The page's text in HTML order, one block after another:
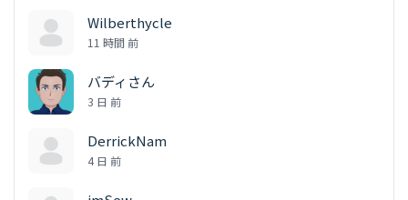
Wilberthycle
11 時間 前
バディさん
3 日 前
DerrickNam
4 日 前